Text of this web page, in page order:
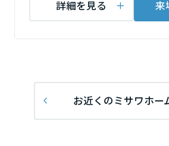
多彩な動画やこだわりが詰まった建築実例
まいづくりを楽しく学べるデジタルラウン
障がい者採用詳細を見る 来
お近くのミサワホー
愛知県
近畿エリア
中国・四国エリア